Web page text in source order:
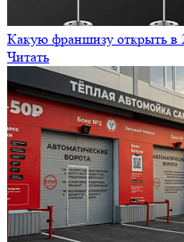
Какую франшизу открыть
Читать